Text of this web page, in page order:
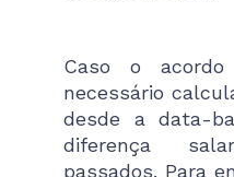
Caso o
necessário
desde a data-
diferença
passados. Para